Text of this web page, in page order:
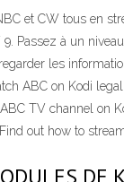
et CW tous en
Passez à un
les
ABC on Kodi
TV channel on
out how to